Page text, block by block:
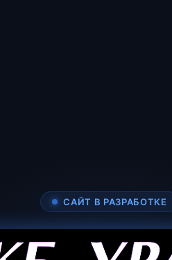
САЙТ В РАЗРАБОТКЕ